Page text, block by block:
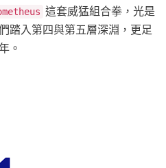
這套威猛組合拳，光是
踏入第四與第五層深淵，更足
。